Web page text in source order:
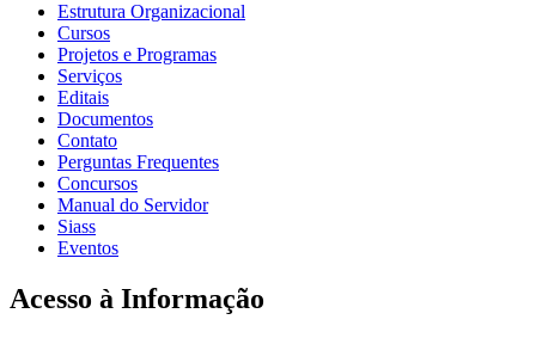
Estrutura Organizacional
Cursos
Projetos e Programas
Serviços
Editais
Documentos
Contato
Perguntas Frequentes
Concursos
Manual do Servidor
Siass
Eventos
Acesso à Informação